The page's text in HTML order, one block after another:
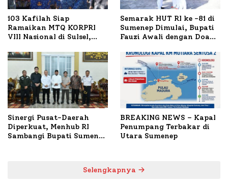
103 Kafilah Siap
Ramaikan MTQ KORPRI
VIII Nasional di Sulsel,
Semarak HUT RI ke -81 di
Sumenep Dimulai, Bupati
Fauzi Awali dengan Doa
Terbakar
Sinergi Pusat-Daerah
Diperkuat, Menhub RI
Sambangi Bupati Sumenep
BREAKING NEWS – Kapal
Penumpang Terbakar di
Utara Sumenep
Selengkapnya